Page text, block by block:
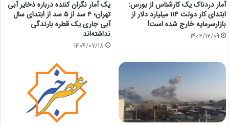
آمار دردناک یک کارشناس از بورس:
ابتدای کار دولت ۱۱۴ میلیارد دلار از
بازارسرمایه خارج شده است!
1402/12/09
یک آمار نگران کننده درباره ذخایر آبی
تهران؛ ۴ سد از ۵ سد از ابتدای سال
آبی جاری یک قطره بارندگی
نداشته‌اند
1404/07/18